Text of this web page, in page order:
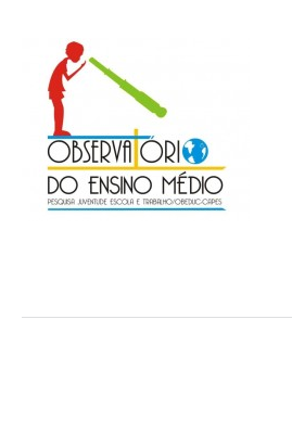
Observatório do
Ensino Médio
Pesquisa Juventude, Escola e
Trabalho